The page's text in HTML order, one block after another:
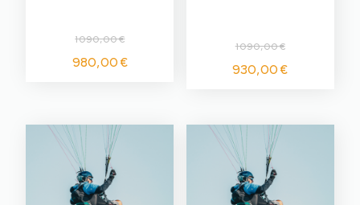
1090,00€
Le
prix
1090,00 €.
980,00€Le
980,00 €.
1090,00€
Le
prix
était :
1090,00 €.
930,00€Le
est :